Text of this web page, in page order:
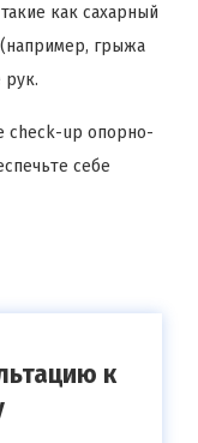
как сахарный
грыжа
рук.
check-up опорно-
себе
к